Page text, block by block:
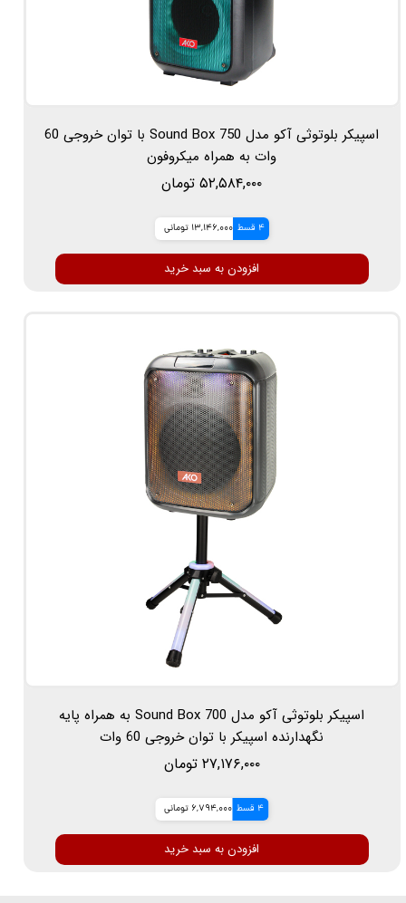
اسپیکر بلوتوثی آکو مدل Sound Box 750 با توان خروجی 60
وات به همراه میکروفون
۵۲,۵۸۴,۰۰۰ تومان
4 قسط 13,146,000 تومانی
افزودن به سبد خرید
اسپیکر بلوتوثی آکو مدل Sound Box 700 به همراه پایه
نگهدارنده اسپیکر با توان خروجی 60 وات
۲۷,۱۷۶,۰۰۰ تومان
4 قسط 6,794,000 تومانی
افزودن به سبد خرید